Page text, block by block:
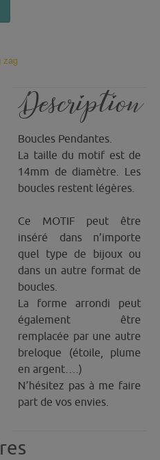
zag
Description
Boucles Pendantes.
La taille du motif est de
14mm de diamètre. Les
boucles restent légères.
Ce MOTIF peut être
inséré dans n’importe
quel type de bijoux ou
dans un autre format de
boucles.
La forme arrondi peut
également être
remplacée par une autre
breloque (étoile, plume
en argent….)
N’hésitez pas à me faire
part de vos envies.